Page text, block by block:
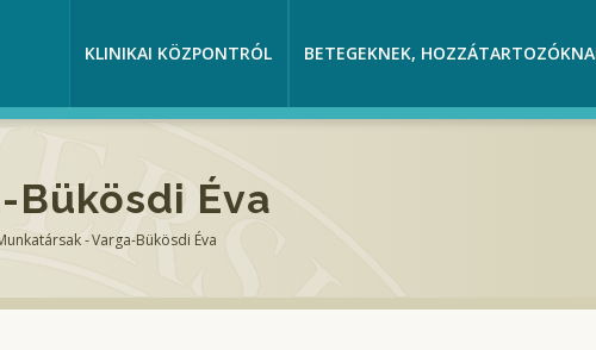
KLINIKAI KÖZPONTRÓL BETEGEKNEK,
Bükösdi Éva
-Varga-Bükösdi Éva